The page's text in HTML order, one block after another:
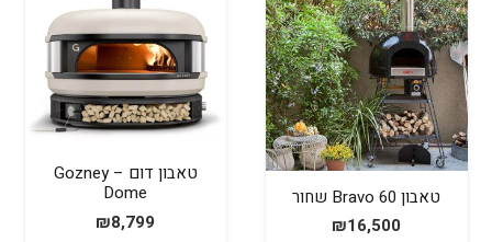
טאבון Bravo 60 שחור
₪16,500
טאבון דום – Gozney
Dome
₪8,799